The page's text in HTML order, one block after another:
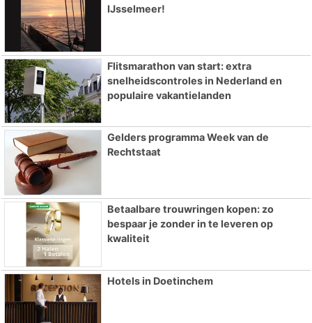
IJsselmeer!
Flitsmarathon van start: extra
snelheidscontroles in Nederland en
populaire vakantielanden
Gelders programma Week van de
Rechtstaat
Betaalbare trouwringen kopen: zo
bespaar je zonder in te leveren op
kwaliteit
Hotels in Doetinchem